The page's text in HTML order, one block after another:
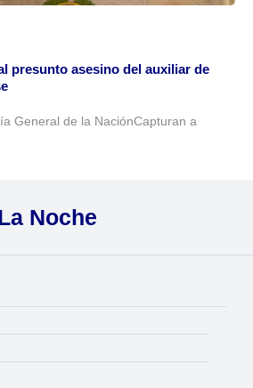
presunto asesino del auxiliar de
General de la NaciónCapturan a
Noche